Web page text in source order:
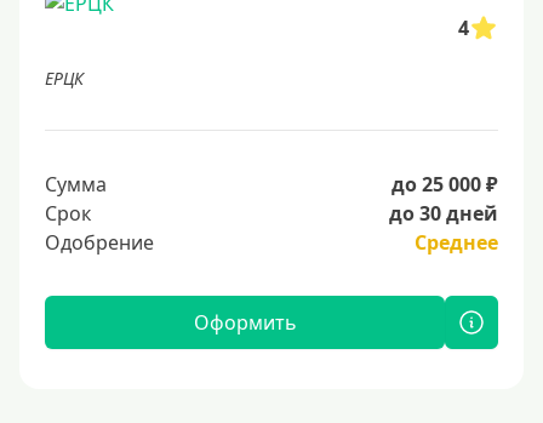
4
ЕРЦК
Сумма
до 25 000 ₽
Срок
до 30 дней
Одобрение
Среднее
Оформить